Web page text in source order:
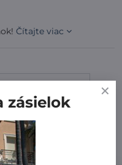
Čítajte viac
zásielok